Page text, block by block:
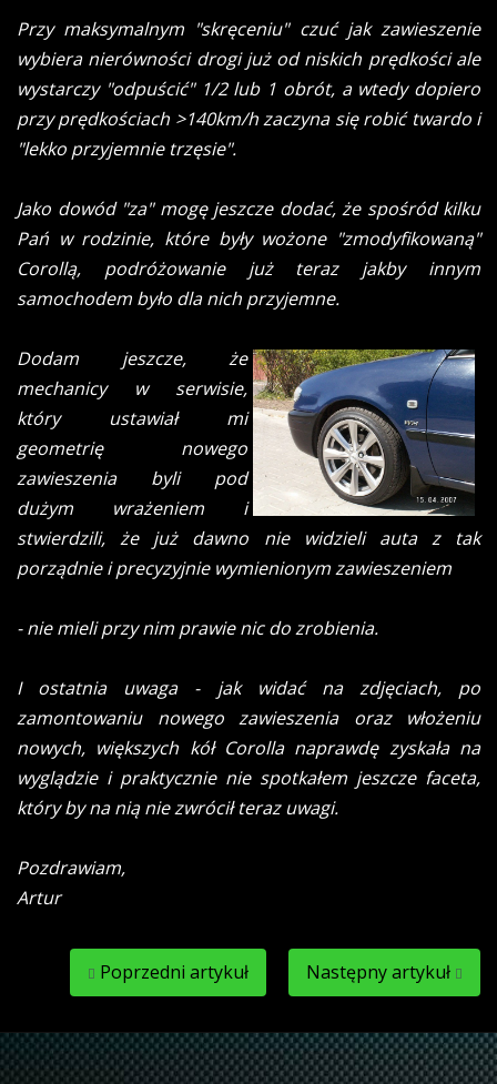
Przy maksymalnym "skręceniu" czuć jak zawieszenie
wybiera nierówności drogi już od niskich prędkości ale
wystarczy "odpuścić" 1/2 lub 1 obrót, a wtedy dopiero
przy prędkościach >140km/h zaczyna się robić twardo i
"lekko przyjemnie trzęsie".
Jako dowód "za" mogę jeszcze dodać, że spośród kilku
Pań w rodzinie, które były wożone "zmodyfikowaną"
Corollą, podróżowanie już teraz jakby innym
samochodem było dla nich przyjemne.
Dodam jeszcze, że
mechanicy w serwisie,
który ustawiał mi
geometrię nowego
zawieszenia byli pod
dużym wrażeniem i
stwierdzili, że już dawno nie widzieli auta z tak
porządnie i precyzyjnie wymienionym zawieszeniem
- nie mieli przy nim prawie nic do zrobienia.
I ostatnia uwaga - jak widać na zdjęciach, po
zamontowaniu nowego zawieszenia oraz włożeniu
nowych, większych kół Corolla naprawdę zyskała na
wyglądzie i praktycznie nie spotkałem jeszcze faceta,
który by na nią nie zwrócił teraz uwagi.
Pozdrawiam,
Artur
Poprzedni artykuł Następny artykuł